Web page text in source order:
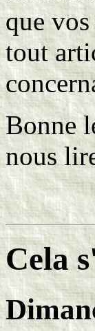
que
tout
Bonne
nous
Cela